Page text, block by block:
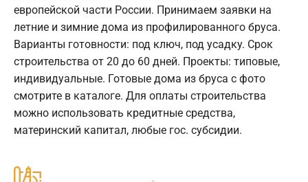
европейской части России. Принимаем заявки на
летние и зимние дома из профилированного бруса.
Варианты готовности: под ключ, под усадку. Срок
строительства от 20 до 60 дней. Проекты: типовые,
индивидуальные. Готовые дома из бруса с фото
смотрите в каталоге. Для оплаты строительства
можно использовать кредитные средства,
материнский капитал, любые гос. субсидии.